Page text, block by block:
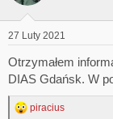
27 Luty 2021
Otrzymałem
DIAS Gdańsk. W
R
piracius